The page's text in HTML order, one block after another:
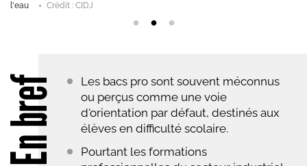
bref
Les bacs pro sont souvent méconnus
ou perçus comme une voie
d'orientation par défaut, destinés aux
élèves en difficulté scolaire.
Pourtant les formations
CIDJ